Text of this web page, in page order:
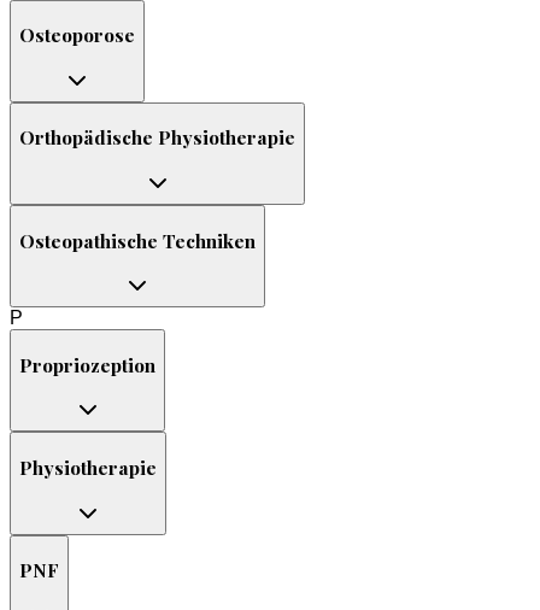
Osteoporose
Orthopädische Physiotherapie
Osteopathische Techniken
P
Propriozeption
Physiotherapie
PNF